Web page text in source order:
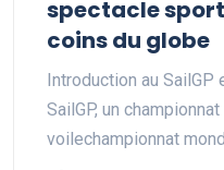
spectacle
coins du globe
Introduction au
SailGP, un
voilechampionnat